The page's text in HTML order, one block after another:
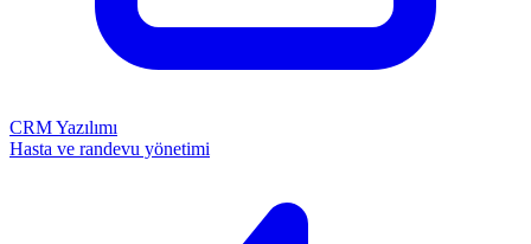
CRM Yazılımı
Hasta ve randevu yönetimi